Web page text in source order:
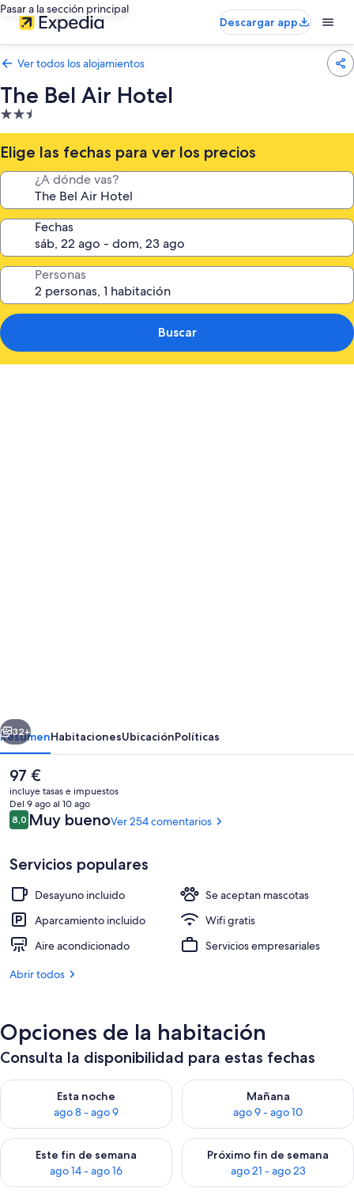
Pasar a la sección principal
Descargar app
Ver todos los alojamientos
The Bel Air Hotel
Alojamiento
de
2.5 estrellas
Elige las fechas para ver los precios
¿A dónde vas?
Fechas
Personas
Buscar
Recepción
Siguiente
32+
ResumenHabitacionesUbicaciónPolíticas
El
precio
actual
es
de
97 €
incluye tasas e impuestos
Del 9 ago al 10 ago
Comentarios
8,08,0 de 10
Muy buenoVer 254 comentarios
Servicios populares
Desayuno incluido
Se aceptan mascotas
Aparcamiento incluido
Wifi gratis
Aire acondicionado
Servicios empresariales
Abrir todos
Opciones de la habitación
Consulta la disponibilidad para estas fechas
Esta noche
ago 8 - ago 9
Consulta la disponibilidad para esta noche, ago 8 - ago 9
Mañana
ago 9 - ago 10
Consulta la disponibilidad
Este fin de semana
ago 14 - ago 16
Consulta la disponibilidad para este fin de semana, ago 14 -
Próximo fin de semana
ago 21 - ago 23
Consulta la disponibilidad